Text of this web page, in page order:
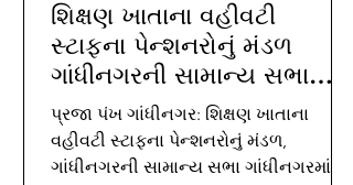
શિક્ષણ ખાતાના વહીવટી
સ્ટાફના પેન્શનરોનું મંડળ
ગાંધીનગરની સામાન્ય સભા
ગાંધીનગર ખાતે યોજવામાં
આવેલ આ સભામાં અલગ
અલગ જીલ્લાના સભ્યો હાજર
પ્રજા પંખ ગાંધીનગર: શિક્ષણ ખાતાના
વહીવટી સ્ટાફના પેન્શનરોનું મંડળ,
ગાંધીનગરની સામાન્ય સભા ગાંધીનગરમાં